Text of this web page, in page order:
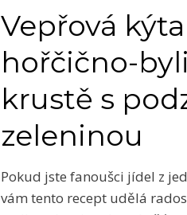
Vepřová
hořčično-
krustě s
zeleninou
Pokud jste fanoušci jídel z
vám tento recept udělá